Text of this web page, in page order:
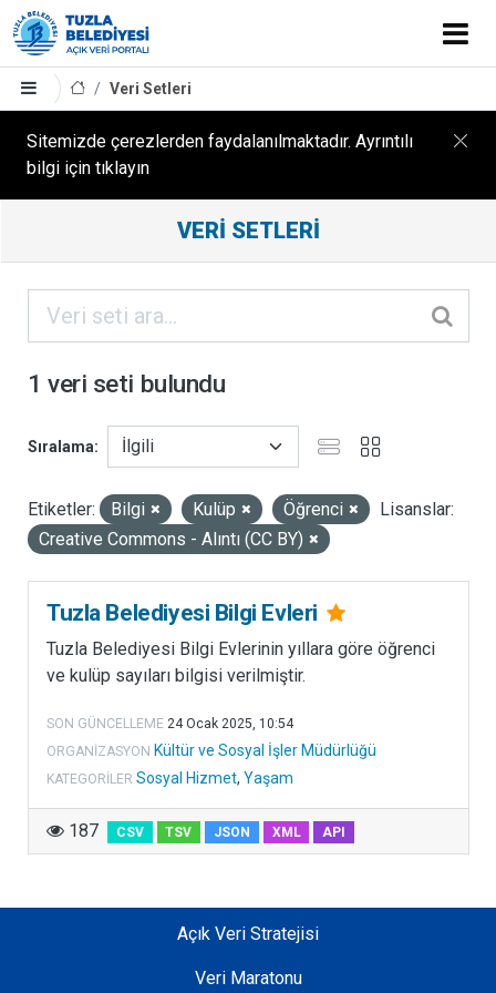
Veri Setleri
Sitemizde çerezlerden faydalanılmaktadır. Ayrıntılı
bilgi için tıklayın
Sonuçları
ORGANIZASYONLAR
KATEGORILER
ETIKETLER
LISANSLAR
VERI SETLERI
1 veri seti bulundu
Sıralama
Etiketler: Bilgi Kulüp Öğrenci
Lisanslar:
Creative Commons - Alıntı (CC BY)
Tuzla Belediyesi Bilgi Evleri
Tuzla Belediyesi Bilgi Evlerinin yıllara göre öğrenci
ve kulüp sayıları bilgisi verilmiştir.
SON GÜNCELLEME 24 Ocak 2025, 10:54
ORGANIZASYON Kültür ve Sosyal İşler Müdürlüğü
KATEGORILER Sosyal Hizmet, Yaşam
187 CSV TSV JSON XML API
Açık Veri Stratejisi
Veri Maratonu